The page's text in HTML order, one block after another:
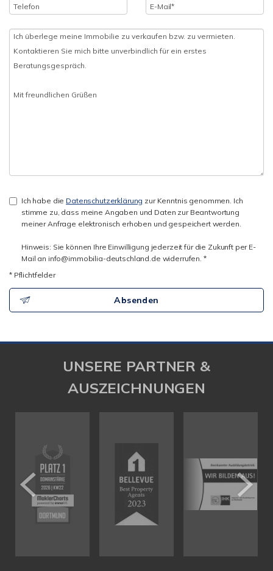
Ich habe die Datenschutzerklärung zur Kenntnis genommen. Ich
stimme zu, dass meine Angaben und Daten zur Beantwortung
meiner Anfrage elektronisch erhoben und gespeichert werden.
Hinweis: Sie können Ihre Einwilligung jederzeit für die Zukunft per E-
Mail an info@immobilia-deutschland.de widerrufen. *
* Pflichtfelder
Absenden
UNSERE PARTNER &
AUSZEICHNUNGEN